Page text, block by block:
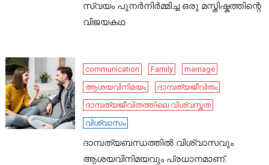
സ്വയം പുനർനിർമ്മിച്ച ഒരു മസ്തിഷ്കത്തിന്റെ
വിജയകഥ
communication Family
marriage
ആശയവിനിമയം
ദാമ്പത്യജീവിതം
ദാമ്പത്യജീവിതത്തിലെ വിശ്വസ്തത
വിശ്വാസം
ദാമ്പത്യബന്ധത്തിൽ വിശ്വാസവും
ആശയവിനിമയവും പ്രധാനമാണ്.